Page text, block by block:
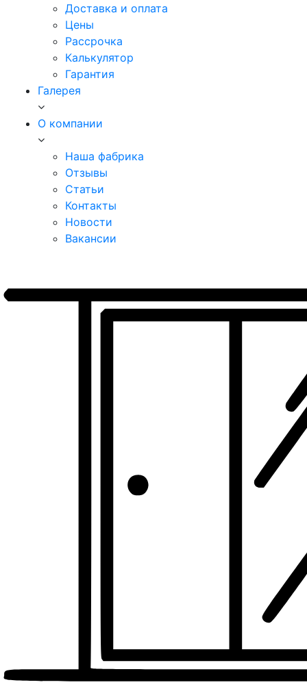
Доставка и оплата
Цены
Рассрочка
Калькулятор
Гарантия
Галерея
О компании
Наша фабрика
Отзывы
Статьи
Контакты
Новости
Вакансии